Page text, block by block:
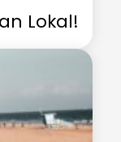
Lokal!